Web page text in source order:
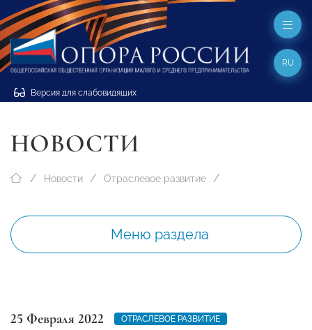
Версия для слабовидящих
RU
НОВОСТИ
Новости Отраслевое развитие
Меню раздела
25 Февраля 2022
ОТРАСЛЕВОЕ РАЗВИТИЕ